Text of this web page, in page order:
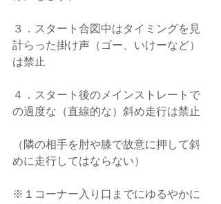
３．スタート合図中はタイミングを見
計らった掛け声（ゴー、いけーなど）
は禁止
４．スタート後のメインストレートで
の過度な（直線的な）斜め走行は禁止
（隣の相手を肘や膝で故意に押して斜
めに走行してはならない）
※１コーナー入り口までにゆるやかに